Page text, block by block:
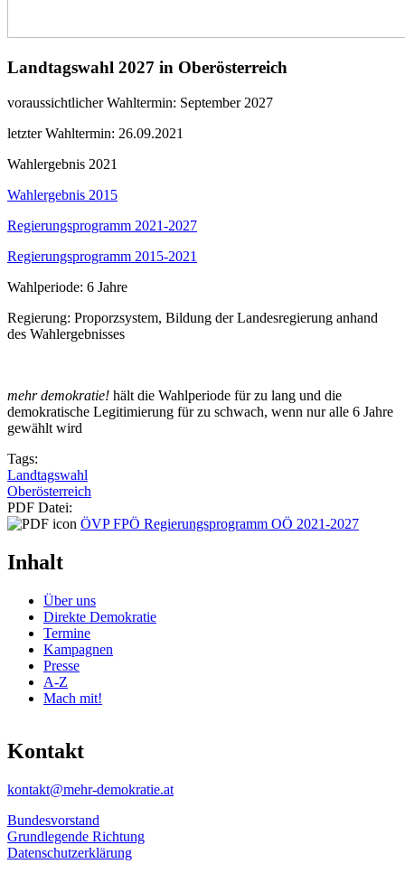
Landtagswahl 2027 in Oberösterreich
voraussichtlicher Wahltermin: September 2027
letzter Wahltermin: 26.09.2021
Wahlergebnis 2021
Wahlergebnis 2015
Regierungsprogramm 2021-2027
​Regierungsprogramm 2015-2021
Wahlperiode: 6 Jahre
Regierung: Proporzsystem, Bildung der Landesregierung anhand
des Wahlergebnisses
mehr demokratie! hält die Wahlperiode für zu lang und die
demokratische Legitimierung für zu schwach, wenn nur alle 6 Jahre
gewählt wird
Tags:
Landtagswahl
Oberösterreich
PDF Datei:
ÖVP FPÖ Regierungsprogramm OÖ 2021-2027
Inhalt
Über uns
Direkte Demokratie
Termine
Kampagnen
Presse
A-Z
Mach mit!
Kontakt
kontakt@mehr-demokratie.at
Bundesvorstand
Grundlegende Richtung
Datenschutzerklärung